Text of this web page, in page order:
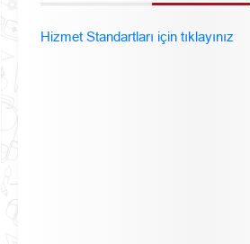
Hizmet Standartları için tıklayınız